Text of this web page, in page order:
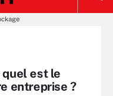
quel est le
entreprise ?